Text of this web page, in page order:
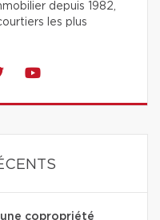
depuis 1982,
les plus
copropriété